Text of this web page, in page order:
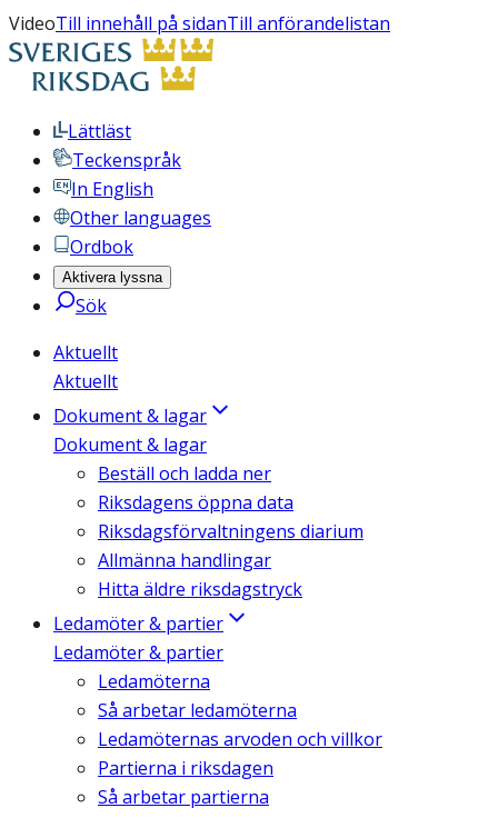
VideoTill innehåll på sidanTill anförandelistan
Lättläst
Teckenspråk
In English
Other languages
Ordbok
Aktivera lyssna
Sök
Aktuellt
Aktuellt
Dokument & lagar
Dokument & lagar
Beställ och ladda ner
Riksdagens öppna data
Riksdagsförvaltningens diarium
Allmänna handlingar
Hitta äldre riksdagstryck
Ledamöter & partier
Ledamöter & partier
Ledamöterna
Så arbetar ledamöterna
Ledamöternas arvoden och villkor
Partierna i riksdagen
Så arbetar partierna